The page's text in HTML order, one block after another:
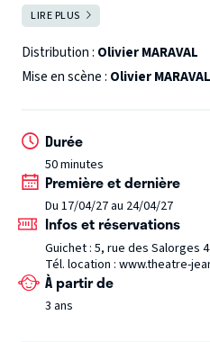
son grimoire ou sa montagne
à la recherche d'une fleur
de coude"... Conte théâtralisé
LIRE PLUS
Distribution : Olivier MARAVAL
Mise en scène : Olivier MARAVAL
Durée
50 minutes
Première et dernière
Du 17/04/27 au 24/04/27
Infos et réservations
Guichet : 5, rue des Salorges
Tél. location : www.theatre-
À partir de
3 ans